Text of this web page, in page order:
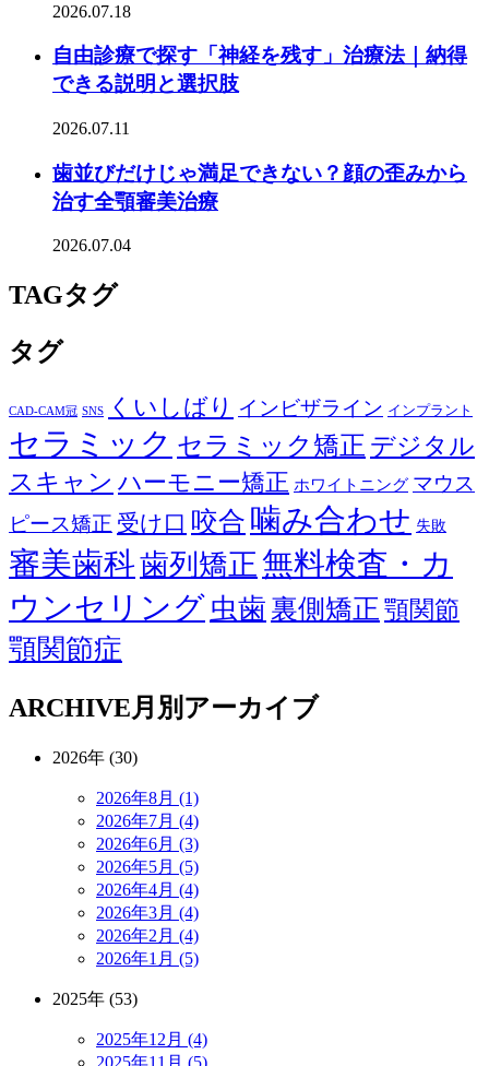
2026.07.18
自由診療で探す「神経を残す」治療法｜納得
できる説明と選択肢
2026.07.11
歯並びだけじゃ満足できない？顔の歪みから
治す全顎審美治療
2026.07.04
TAGタグ
タグ
CAD-CAM冠 SNS くいしばり インビザライン インプラント
セラミック セラミック矯正 デジタル
スキャン ハーモニー矯正 ホワイトニング マウス
ピース矯正 受け口 咬合 噛み合わせ 失敗
審美歯科歯列矯正無料検査・カ
ウンセリング 虫歯 裏側矯正 顎関節
顎関節症
ARCHIVE月別アーカイブ
2026年 (30)
2026年8月 (1)
2026年7月 (4)
2026年6月 (3)
2026年5月 (5)
2026年4月 (4)
2026年3月 (4)
2026年2月 (4)
2026年1月 (5)
2025年 (53)
2025年12月 (4)
2025年11月 (5)